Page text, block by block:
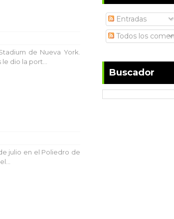
de Nueva York.
le dio la port...
julio en el Poliedro de
Entradas
Todos los
Buscador